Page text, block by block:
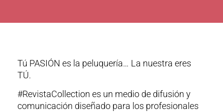
Tú PASIÓN es la peluquería… La nuestra eres
TÚ.
#RevistaCollection es un medio de difusión y
comunicación diseñado para los profesionales